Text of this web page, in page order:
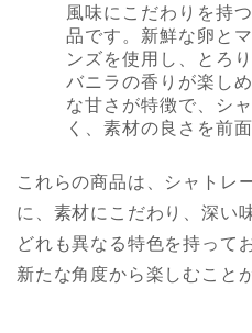
風味にこだわりを持
品です。新鮮な卵と
ンズを使用し、とろ
バニラの香りが楽し
な甘さが特徴で、シ
く、素材の良さを前
これらの商品は、シャトレ
に、素材にこだわり、深い
どれも異なる特色を持って
新たな角度から楽しむこと